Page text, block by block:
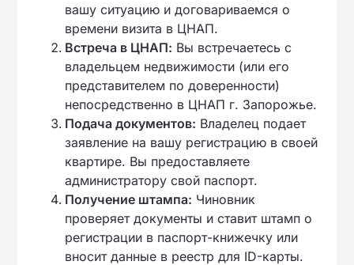
вашу ситуацию и договариваемся о
времени визита в ЦНАП.
Встреча в ЦНАП: Вы встречаетесь с
владельцем недвижимости (или его
представителем по доверенности)
непосредственно в ЦНАП г. Запорожье.
Подача документов: Владелец подает
заявление на вашу регистрацию в своей
квартире. Вы предоставляете
администратору свой паспорт.
Получение штампа: Чиновник
проверяет документы и ставит штамп о
регистрации в паспорт-книжечку или
вносит данные в реестр для ID-карты.